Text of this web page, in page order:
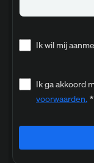
Ik wil mij
Ik ga akkoord
voorwaarden. *